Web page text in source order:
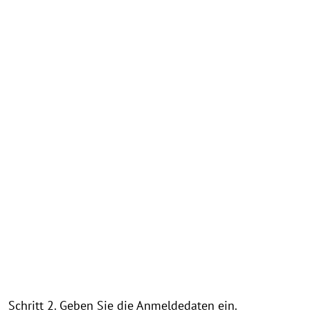
Schritt 2. Geben Sie die Anmeldedaten ein.